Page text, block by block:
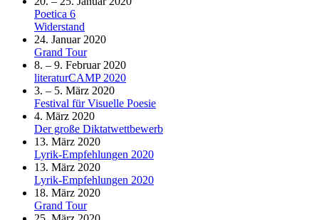
Poetica 6
Widerstand
24. Januar 2020
Grand Tour
8. – 9. Februar 2020
literaturCAMP 2020
3. – 5. März 2020
Festival für Visuelle Poesie
4. März 2020
Der große Diktatwettbewerb
13. März 2020
Lyrik-Empfehlungen 2020
13. März 2020
Lyrik-Empfehlungen 2020
18. März 2020
Grand Tour